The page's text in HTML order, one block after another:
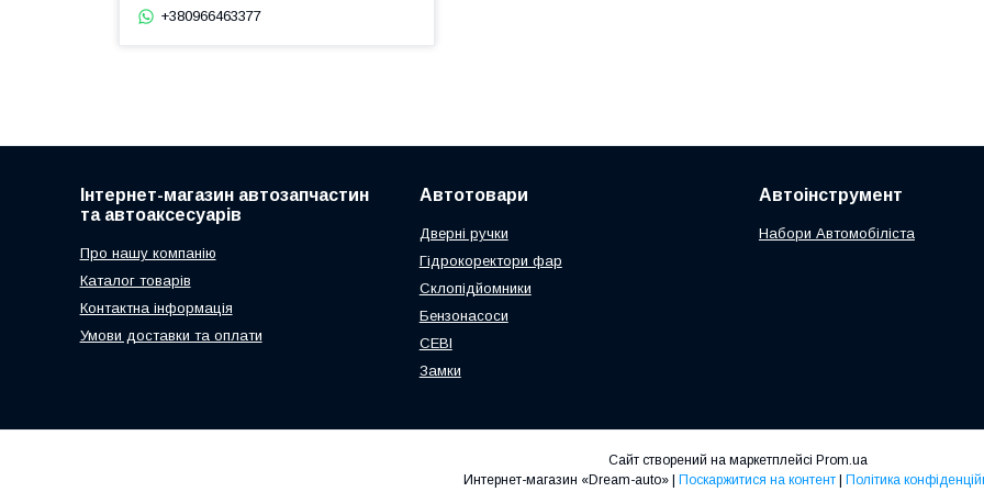
+380966463377
Інтернет-магазин автозапчастин
та автоаксесуарів
Про нашу компанію
Каталог товарів
Контактна інформація
Умови доставки та оплати
Автотовари
Дверні ручки
Гідрокоректори фар
Склопідйомники
Бензонасоси
СЕВІ
Замки
Автоінструмент
Набори Автомобіліста
Сайт створений на маркетплейсі Prom.ua
Поскаржитися на контент Політика